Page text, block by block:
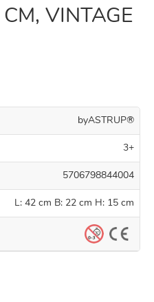
VINTAGE
byASTRUP®
3+
5706798844004
L: 42 cm B: 22 cm H: 15 cm